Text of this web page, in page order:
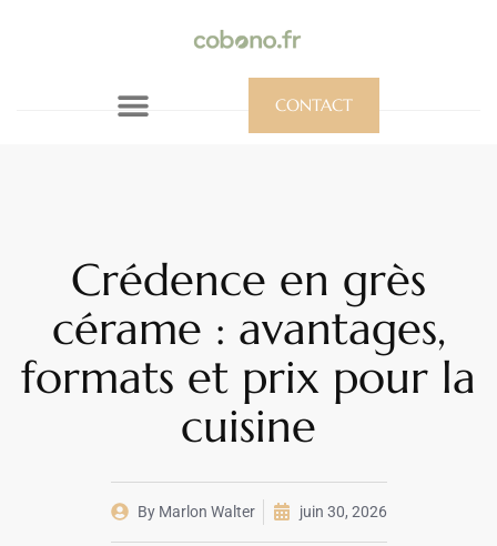
CONTACT
Crédence en grès
cérame : avantages,
formats et prix pour la
cuisine
ByMarlon Walter juin 30, 2026